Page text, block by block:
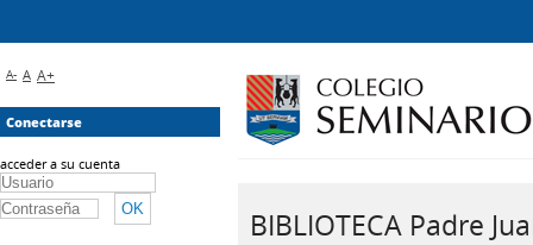
BIBLIOTECA Padre
A- A A+
Conectarse
acceder a su cuenta